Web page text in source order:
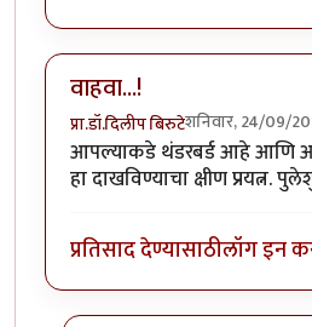
वाहवा...!
प्रा.डॉ.दिलीप बिरुटेशनिवार, 24/09/
आपल्याकडे थंडरबर्ड आहे आणि
हा दाखविण्याचा क्षीण प्रयत्न.
प्रतिसाद देण्यासाठीलॉग इन